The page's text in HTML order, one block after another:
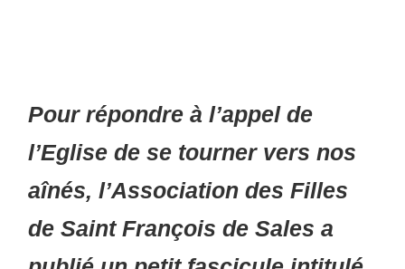
Pour répondre à l’appel de
l’Eglise de se tourner vers nos
aînés, l’Association des Filles
de Saint François de Sales a